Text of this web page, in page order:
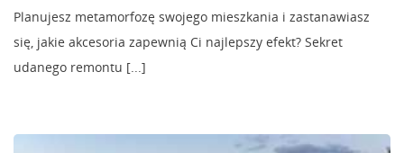
Planujesz metamorfozę swojego mieszkania i zastanawiasz
się, jakie akcesoria zapewnią Ci najlepszy efekt? Sekret
udanego remontu [...]